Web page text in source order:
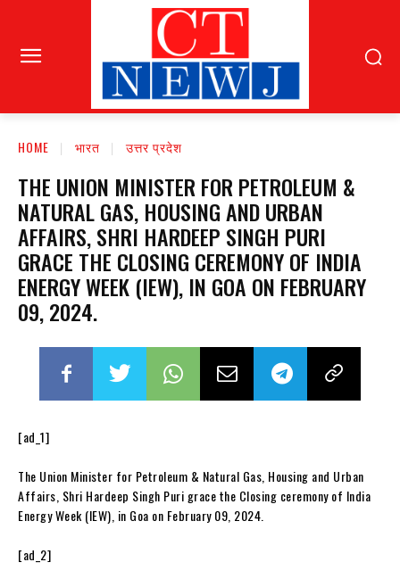
HOME भारत उत्तर प्रदेश
THE UNION MINISTER FOR PETROLEUM &
NATURAL GAS, HOUSING AND URBAN
AFFAIRS, SHRI HARDEEP SINGH PURI
GRACE THE CLOSING CEREMONY OF INDIA
ENERGY WEEK (IEW), IN GOA ON FEBRUARY
09, 2024.
[ad_1]
The Union Minister for Petroleum & Natural Gas, Housing and Urban
Affairs, Shri Hardeep Singh Puri grace the Closing ceremony of India
Energy Week (IEW), in Goa on February 09, 2024.
[ad_2]